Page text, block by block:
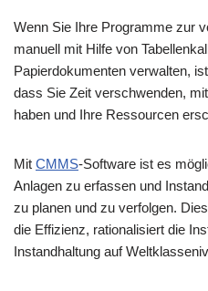
Wenn Sie Ihre Programme zur
manuell mit Hilfe von
Papierdokumenten verwalten,
dass Sie Zeit verschwenden,
haben und Ihre Ressourcen
Mit CMMS-Software ist es
Anlagen zu erfassen und
zu planen und zu verfolgen.
die Effizienz, rationalisiert die
Instandhaltung auf